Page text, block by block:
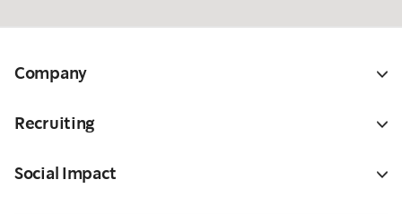
Company
Recruiting
Social Impact